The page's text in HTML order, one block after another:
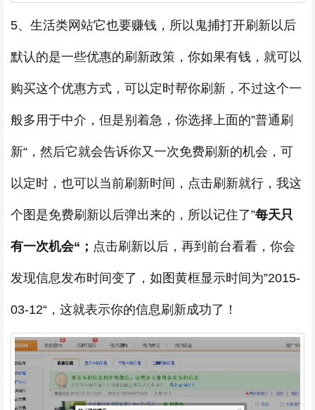
5、生活类网站它也要赚钱，所以鬼捕打开刷新以后
默认的是一些优惠的刷新政策，你如果有钱，就可以
购买这个优惠方式，可以定时帮你刷新，不过这个一
般多用于中介，但是别着急，你选择上面的”普通刷
新“，然后它就会告诉你又一次免费刷新的机会，可
以定时，也可以当前刷新时间，点击刷新就行，我这
个图是免费刷新以后弹出来的，所以记住了”每天只
有一次机会“； 点击刷新以后，再到前台看看，你会
发现信息发布时间变了，如图黄框显示时间为”2015-
03-12“，这就表示你的信息刷新成功了！